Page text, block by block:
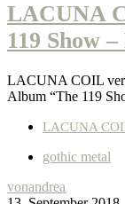
LACUNA
119 Show
LACUNA COIL
Album “The 119
LACUNA
gothic metal
vonandrea